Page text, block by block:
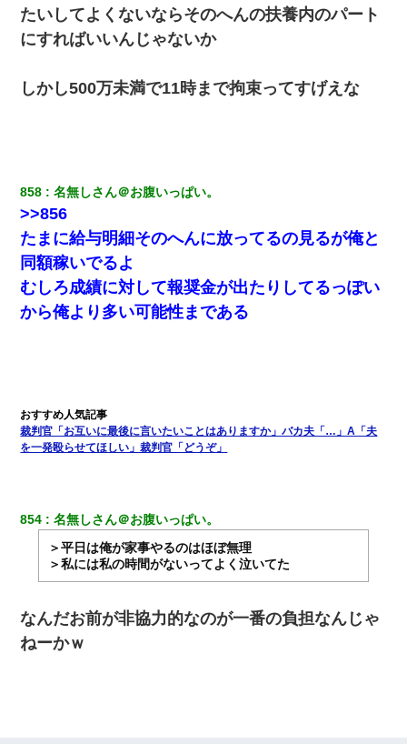
たいしてよくないならそのへんの扶養内のパート
にすればいいんじゃないか
しかし500万未満で11時まで拘束ってすげえな
858 名無しさん＠お腹いっぱい。
>>856
たまに給与明細そのへんに放ってるの見るが俺と
同額稼いでるよ
むしろ成績に対して報奨金が出たりしてるっぽい
から俺より多い可能性まである
裁判官「お互いに最後に言いたいことはありますか」バカ夫「…」A「夫
を一発殴らせてほしい」裁判官「どうぞ」
854
名無しさん＠お腹いっぱい。
＞平日は俺が家事やるのはほぼ無理
＞私には私の時間がないってよく泣いてた
なんだお前が非協力的なのが一番の負担なんじゃ
ねーかｗ